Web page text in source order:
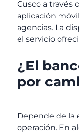
Cusco a través
aplicación
agencias. La
el servicio
¿El
por
Depende de la
operación. En